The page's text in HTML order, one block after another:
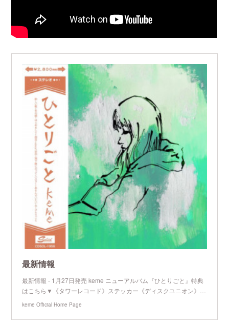
最新情報
最新情報 - 1月27日発売 keme ニューアルバム『ひとりごと』特典
はこちら▼《タワーレコード》ステッカー《ディスクユニオン》…
keme Official Home Page